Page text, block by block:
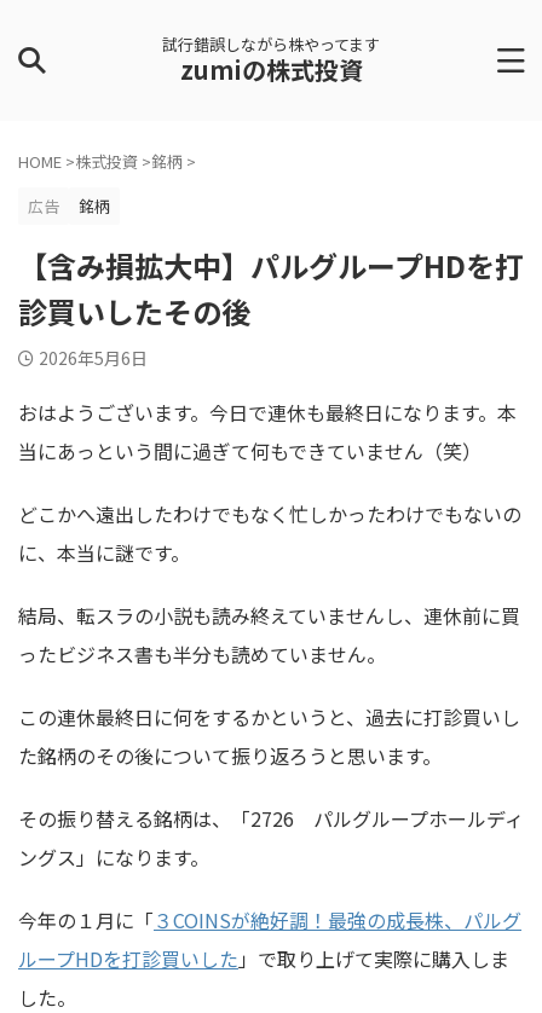
試行錯誤しながら株やってます
zumiの株式投資
HOME >株式投資 >銘柄 >
広告
銘柄
【含み損拡大中】パルグループHDを打
診買いしたその後
2026年5月6日
おはようございます。今日で連休も最終日になります。本
当にあっという間に過ぎて何もできていません（笑）
どこかへ遠出したわけでもなく忙しかったわけでもないの
に、本当に謎です。
結局、転スラの小説も読み終えていませんし、連休前に買
ったビジネス書も半分も読めていません。
この連休最終日に何をするかというと、過去に打診買いし
た銘柄のその後について振り返ろうと思います。
その振り替える銘柄は、「2726 パルグループホールディ
ングス」になります。
今年の１月に「３COINSが絶好調！最強の成長株、パルグ
ループHDを打診買いした 」で取り上げて実際に購入しま
した。